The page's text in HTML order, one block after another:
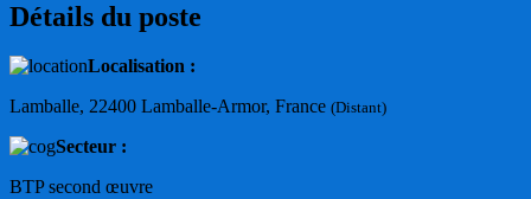
Détails du poste
Localisation :
Lamballe, 22400 Lamballe-Armor, France (Distant)
Secteur :
BTP second œuvre